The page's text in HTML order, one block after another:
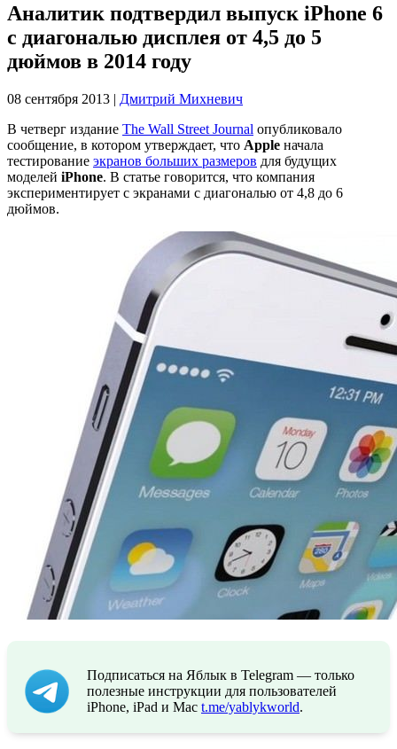
Аналитик подтвердил выпуск iPhone 6
с диагональю дисплея от 4,5 до 5
дюймов в 2014 году
08 сентября 2013 | Дмитрий Михневич
В четверг издание The Wall Street Journal опубликовало
сообщение, в котором утверждает, что Apple начала
тестирование экранов больших размеров для будущих
моделей iPhone. В статье говорится, что компания
экспериментирует с экранами с диагональю от 4,8 до 6
дюймов.
Подписаться на Яблык в Telegram — только
полезные инструкции для пользователей
iPhone, iPad и Mac t.me/yablykworld.